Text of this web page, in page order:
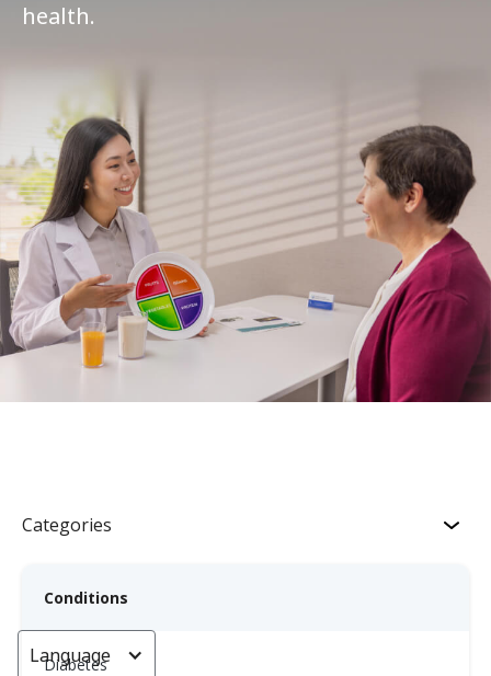
health.
Categories
Conditions
Diabetes
Language